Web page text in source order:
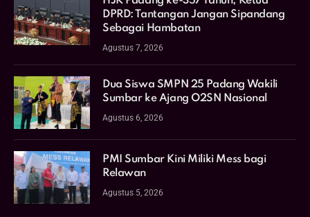
DPRD: Tantangan Jangan Sipandang
Sebagai Hambatan
Agustus 7, 2026
Dua Siswa SMPN 25 Padang Wakili
Sumbar ke Ajang O2SN Nasional
Agustus 6, 2026
PMI Sumbar Kini Miliki Mess bagi
Relawan
Agustus 5, 2026